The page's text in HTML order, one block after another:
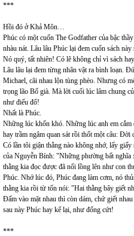
***
Hồi đó ở Khả Môn…
Phúc có một cuốn The Godfather của bậc
nhàu nát. Lâu lâu Phúc lại đem cuốn sách
Nó quý, tất nhiên! Có lẽ không chỉ vì sách
Lâu lâu lại đem từng nhân vật ra bình loạn.
Michael, cãi nhau lộn tùng phèo. Nhưng có
trọng lão Bố già. Mà lời cuối lúc lâm chung
như điếu đổ!
Nhất là Phúc.
Những lúc khốn khó. Những lúc anh em cắm
hay trầm ngâm quan sát rồi thốt một câu: Đời
Có lần tôi giận thằng nào không nhớ, lấy
của Nguyễn Bính: "Những phường bất
thằng kia đọc được đã nổi lồng lên như con
Phúc. Nhớ lúc đó, Phúc đang làm cơm, nó
thằng kia rồi từ tốn nói: "Hai thằng bây giết
Đấm vào mặt nhau thì còn dám, chứ giết
sau này Phúc hay kể lại, như đống cứt!
***